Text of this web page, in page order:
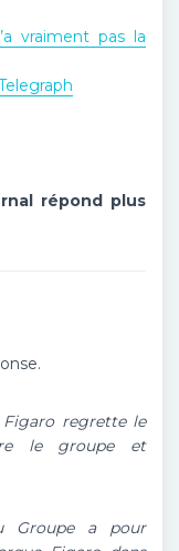
vraiment pas la
répond plus
regrette le
le groupe et
Groupe a pour